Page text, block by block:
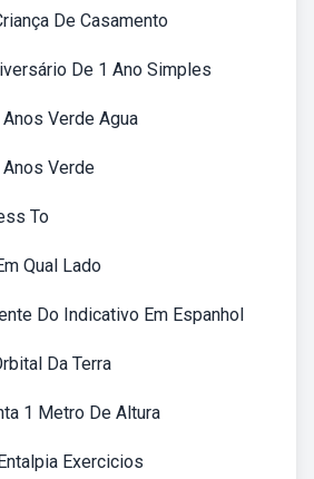
De Casamento
De 1 Ano Simples
Verde Agua
Verde
To
Qual Lado
Do Indicativo Em Espanhol
Da Terra
1 Metro De Altura
Exercicios